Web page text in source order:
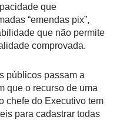
que
“emendas pix”,
que não permite
comprovada.
públicos passam a
que o recurso de uma
chefe do Executivo tem
para cadastrar todas